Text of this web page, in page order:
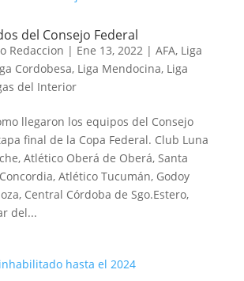
del Consejo Federal
Redaccion | Ene 13, 2022| AFA, Liga
Cordobesa, Liga Mendocina, Liga
del Interior
llegaron los equipos del Consejo
final de la Copa Federal. Club Luna
Atlético Oberá de Oberá, Santa
Atlético Tucumán, Godoy
Central Córdoba de Sgo.Estero,
del...